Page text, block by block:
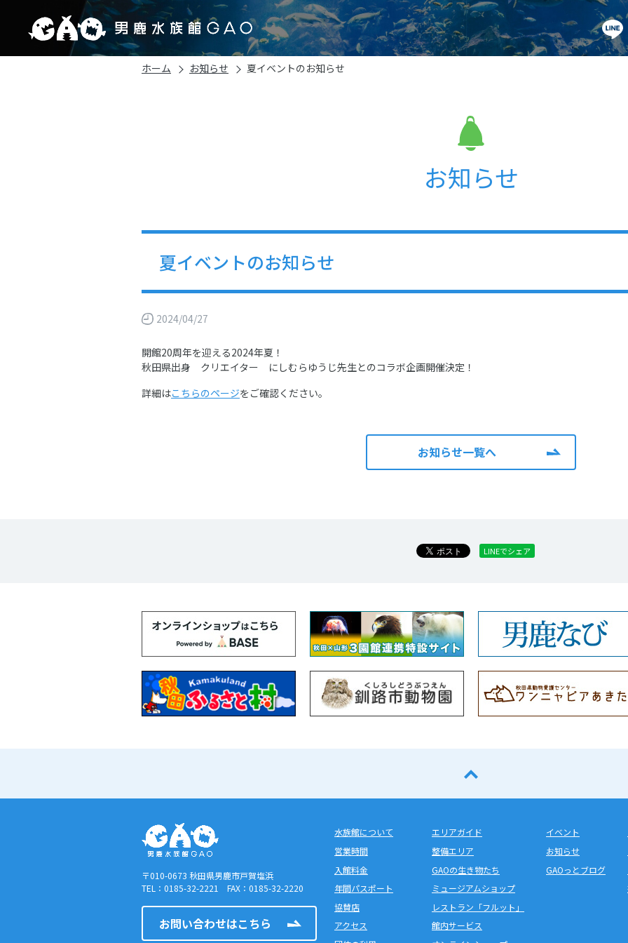
ホーム お知らせ 夏イベントのお知らせ
お知らせ
夏イベントのお知らせ
2024/04/27
開館20周年を迎える2024年夏！
秋田県出身 クリエイター にしむらゆうじ先生とのコラボ企画開催決定！
詳細はこちらのページをご確認ください。
お知らせ一覧へ
LINEでシェア
水族館について
営業時間
入館料金
年間パスポート
協賛店
アクセス
エリアガイド
整備エリア
GAOの生き物たち
ミュージアムショップ
レストラン「フルット」
館内サービス
イベント
お知らせ
GAOっとブログ
〒010-0673 秋田県男鹿市戸賀塩浜
TEL：0185-32-2221 FAX：0185-32-2220
お問い合わせはこちら